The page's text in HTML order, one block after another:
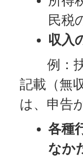
民税
収入
例：扶
記載（無
は、申告
各種
なか